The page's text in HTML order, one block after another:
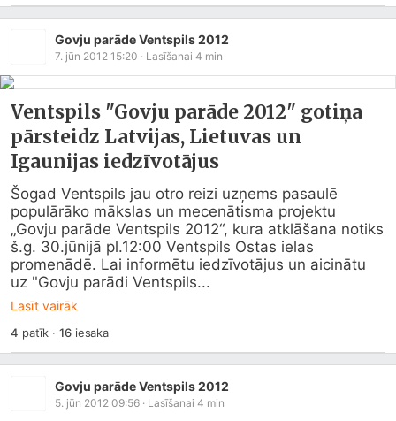
Govju parāde Ventspils 2012
7. jūn 2012 15:20 · Lasīšanai 4 min
Ventspils "Govju parāde 2012" gotiņa
pārsteidz Latvijas, Lietuvas un
Igaunijas iedzīvotājus
Šogad Ventspils jau otro reizi uzņems pasaulē
populārāko mākslas un mecenātisma projektu
„Govju parāde Ventspils 2012“, kura atklāšana notiks
š.g. 30.jūnijā pl.12:00 Ventspils Ostas ielas
promenādē. Lai informētu iedzīvotājus un aicinātu
uz "Govju parādi Ventspils...
Lasīt vairāk
4 patīk ·16iesaka
Govju parāde Ventspils 2012
5. jūn 2012 09:56 · Lasīšanai 4 min